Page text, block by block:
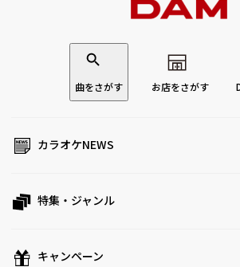
曲をさがす お店をさがす
カラオケNEWS
特集・ジャンル
キャンペーン